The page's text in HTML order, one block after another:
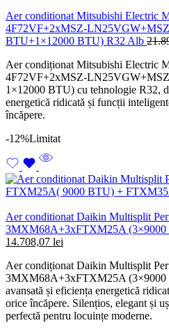
Aer conditionat Mitsubishi Electric
4F72VF+2xMSZ-
BTU+1×12000 BTU) R32 Alb
Aer condiționat Mitsubishi Electric
4F72VF+2xMSZ-
1×12000 BTU) cu tehnologie R32,
energetică ridicată și funcții
încăpere.
-12%Limitat
Aer conditionat Daikin Multisplit
3MXM68A+3xFTXM25A (3×9000
Prețul
a
fost:
16.713,72 lei.
14.708,07 lei
este:
14.708,07 lei.
Aer condiționat Daikin Multisplit
3MXM68A+3xFTXM25A (3×9000
avansată și eficiența energetică
orice încăpere. Silențios, elegant și
perfectă pentru locuințe moderne.